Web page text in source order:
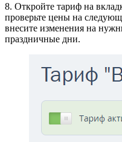
8. Откройте тариф на
проверьте цены на
внесите изменения на
праздничные дни.